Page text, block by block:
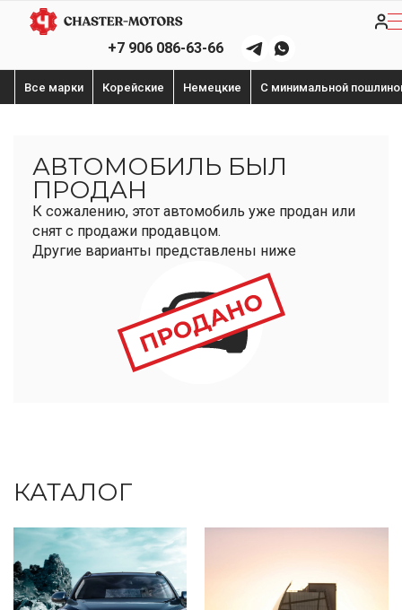
+7 906 086-63-66
Все марки Корейские Немецкие С минимальной
АВТОМОБИЛЬ БЫЛ
ПРОДАН
К сожалению, этот автомобиль уже продан или
снят с продажи продавцом.
Другие варианты представлены ниже
КАТАЛОГ